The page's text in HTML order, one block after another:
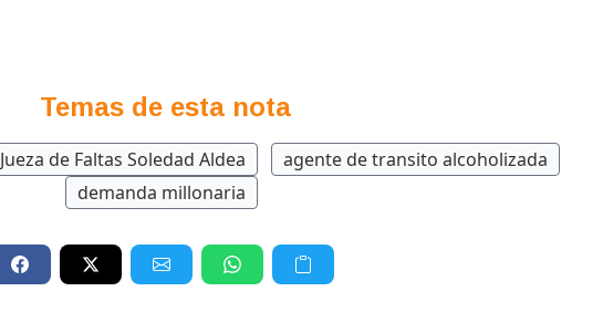
Temas de esta nota
Jueza de Faltas Soledad Aldea
agente de transito alcoholizada
demanda millonaria